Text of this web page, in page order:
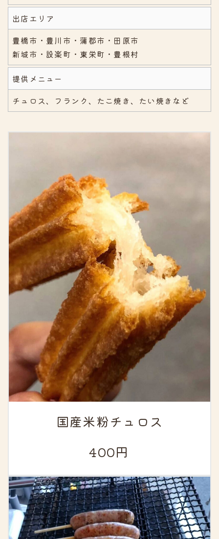
出店エリア
豊橋市・豊川市・蒲郡市・田原市
新城市・設楽町・東栄町・豊根村
提供メニュー
チュロス、フランク、たこ焼き、たい焼きなど
国産米粉チュロス
400円